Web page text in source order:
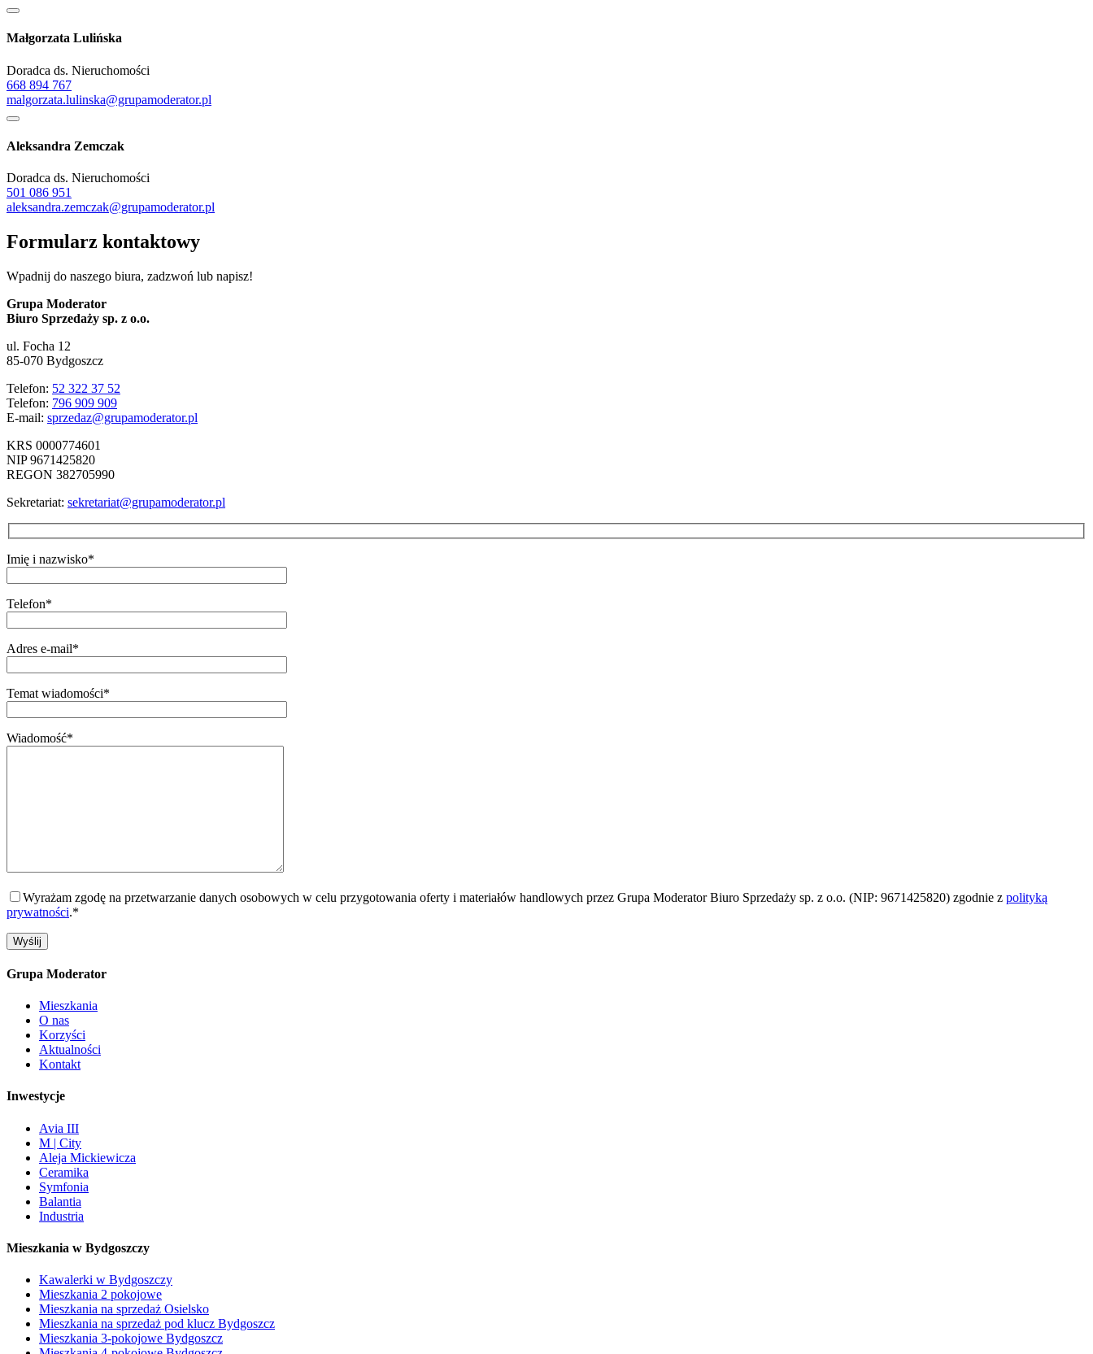
Małgorzata Lulińska
Doradca ds. Nieruchomości
668 894 767
malgorzata.lulinska@grupamoderator.pl
Aleksandra Zemczak
Doradca ds. Nieruchomości
501 086 951
aleksandra.zemczak@grupamoderator.pl
Formularz kontaktowy
Wpadnij do naszego biura, zadzwoń lub napisz!
Grupa Moderator
Biuro Sprzedaży sp. z o.o.
ul. Focha 12
85-070 Bydgoszcz
Telefon: 52 322 37 52
Telefon: 796 909 909
E-mail: sprzedaz@grupamoderator.pl
KRS 0000774601
NIP 9671425820
REGON 382705990
Sekretariat: sekretariat@grupamoderator.pl
Imię i nazwisko*
Telefon*
Adres e-mail*
Temat wiadomości*
Wiadomość*
Wyrażam zgodę na przetwarzanie danych osobowych w celu przygotowania oferty i materiałów handlowych przez Grupa Moderator Biuro Sprzedaży sp. z o.o. (NIP: 9671425820) zgodnie z polityką
prywatności.*
Grupa Moderator
Mieszkania
O nas
Korzyści
Aktualności
Kontakt
Inwestycje
Avia III
M | City
Aleja Mickiewicza
Ceramika
Symfonia
Balantia
Industria
Mieszkania w Bydgoszczy
Kawalerki w Bydgoszczy
Mieszkania 2 pokojowe
Mieszkania na sprzedaż Osielsko
Mieszkania na sprzedaż pod klucz Bydgoszcz
Mieszkania 3-pokojowe Bydgoszcz